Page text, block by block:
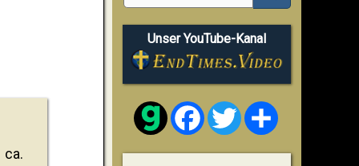
Unser YouTube-Kanal
FacebookTwitter